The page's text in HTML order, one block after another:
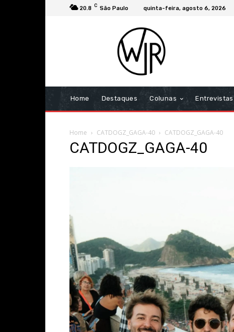
20.8 C São Paulo quinta-feira, agosto 6, 2026
Home Destaques Colunas Entrevistas
Home CATDOGZ_GAGA-40 CATDOGZ_GAGA-40
CATDOGZ_GAGA-40